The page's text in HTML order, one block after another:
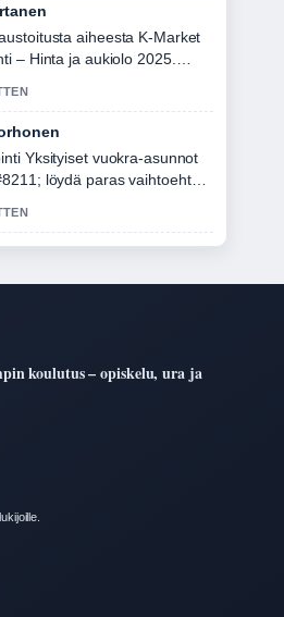
aiheesta K-Market
– Hinta ja aukiolo 2025.
Yksityiset vuokra-asunnot
löydä paras vaihtoehto-
koulutus – opiskelu, ura ja